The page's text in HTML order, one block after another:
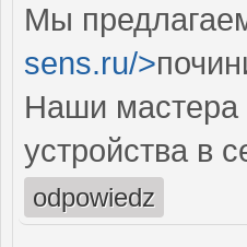
Мы
sens.ru/>
Наши мастера
устройства в
odpowiedz